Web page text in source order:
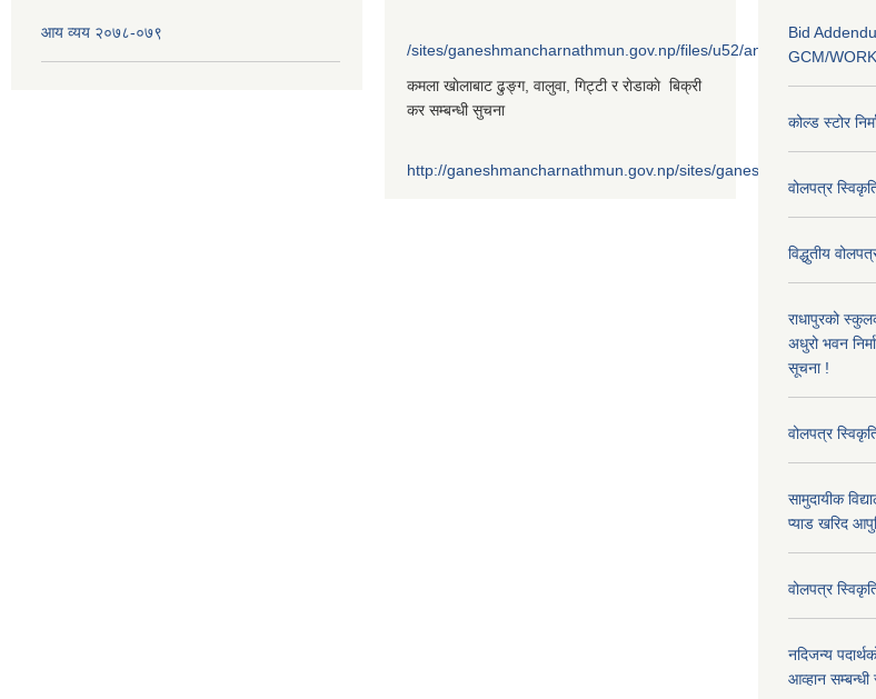
आय व्यय २०७८-०७९
/sites/ganeshmancharnathmun.gov.np/files/u52/
कमला खाेलाबाट ढु‌ङ्ग, वालुवा, गिट्टी र राेडाकाे बिक्री
कर सम्बन्धी सुचना
http://ganeshmancharnathmun.gov.np/sites/
Bid
GCM/
कोल्ड स्टोर
वोलपत्र
विद्धुतीय
राधापुरको
अधुरो भवन
सूचना !
वोलपत्र
सामुदायीक
प्याड खरिद
वोलपत्र
नदिजन्य
आव्हान